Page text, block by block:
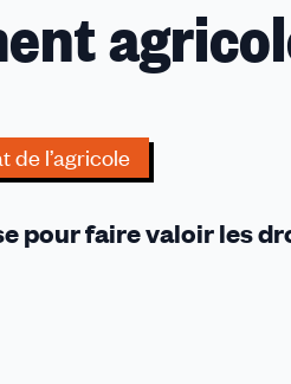
de l’agricole
pour faire valoir les